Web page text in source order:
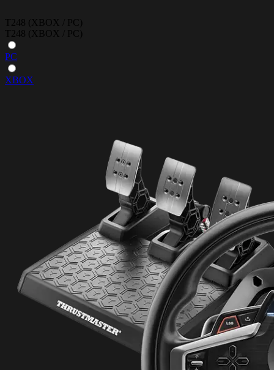
T248 (XBOX / PC)
T248 (XBOX / PC)
PC
XBOX